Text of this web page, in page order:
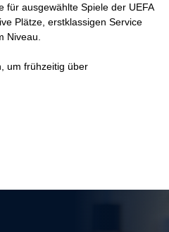
für ausgewählte Spiele der UEFA
Plätze, erstklassigen Service
Niveau.
um frühzeitig über